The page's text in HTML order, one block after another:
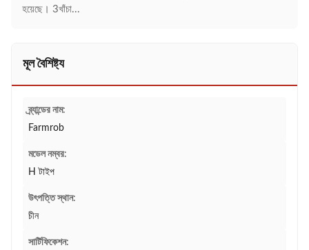
হয়েছে। 3খাঁচা...
মূল বৈশিষ্ট্য
ব্র্যান্ডের নাম:
Farmrob
মডেল নম্বর:
H টাইপ
উৎপত্তি স্থান:
চীন
সার্টিফিকেশন: